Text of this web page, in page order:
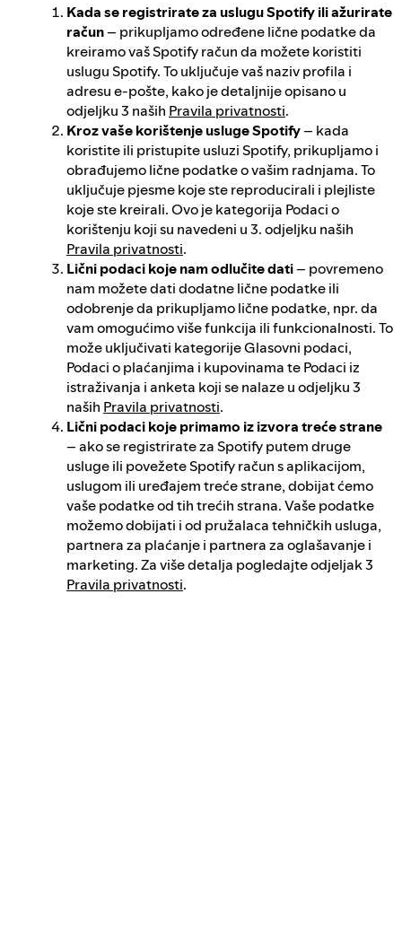
Kada se registrirate za uslugu Spotify ili ažurirate
račun– prikupljamo određene lične podatke da
kreiramo vaš Spotify račun da možete koristiti
uslugu Spotify. To uključuje vaš naziv profila i
adresu e-pošte, kako je detaljnije opisano u
odjeljku 3 naših Pravila privatnosti.
Kroz vaše korištenje usluge Spotify– kada
koristite ili pristupite usluzi Spotify, prikupljamo i
obrađujemo lične podatke o vašim radnjama. To
uključuje pjesme koje ste reproducirali i plejliste
koje ste kreirali. Ovo je kategorija Podaci o
korištenju koji su navedeni u 3. odjeljku naših
Pravila privatnosti.
Lični podaci koje nam odlučite dati– povremeno
nam možete dati dodatne lične podatke ili
odobrenje da prikupljamo lične podatke, npr. da
vam omogućimo više funkcija ili funkcionalnosti. To
može uključivati kategorije Glasovni podaci,
Podaci o plaćanjima i kupovinama te Podaci iz
istraživanja i anketa koji se nalaze u odjeljku 3
naših Pravila privatnosti.
Lični podaci koje primamo iz izvora treće strane
– ako se registrirate za Spotify putem druge
usluge ili povežete Spotify račun s aplikacijom,
uslugom ili uređajem treće strane, dobijat ćemo
vaše podatke od tih trećih strana. Vaše podatke
možemo dobijati i od pružalaca tehničkih usluga,
partnera za plaćanje i partnera za oglašavanje i
marketing. Za više detalja pogledajte odjeljak 3
Pravila privatnosti.